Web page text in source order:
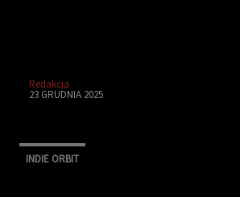
Redakcja
23 GRUDNIA 2025
INDIE ORBIT